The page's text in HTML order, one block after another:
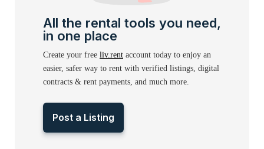
All the rental tools you need,
in one place
Create your free liv.rent account today to enjoy an
easier, safer way to rent with verified listings, digital
contracts & rent payments, and much more.
Post a Listing